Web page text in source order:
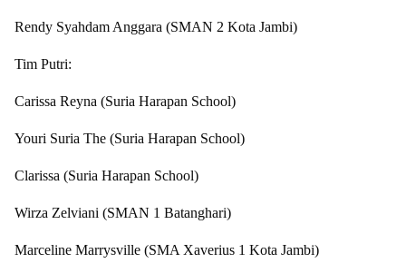
Rendy Syahdam Anggara (SMAN 2 Kota Jambi)
Tim Putri:
Carissa Reyna (Suria Harapan School)
Youri Suria The (Suria Harapan School)
Clarissa (Suria Harapan School)
Wirza Zelviani (SMAN 1 Batanghari)
Marceline Marrysville (SMA Xaverius 1 Kota Jambi)